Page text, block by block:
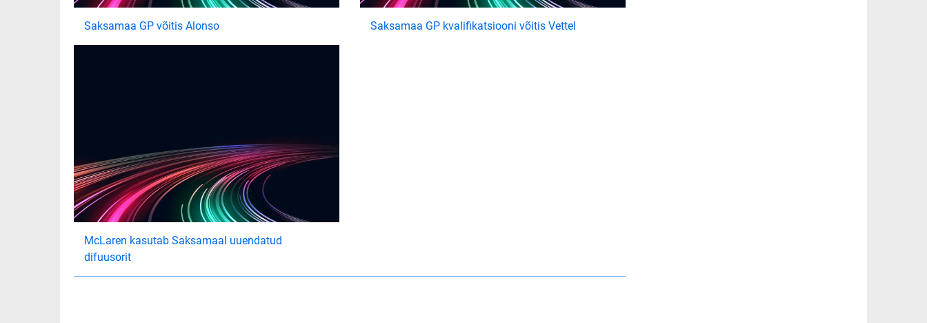
Saksamaa GP võitis Alonso Saksamaa GP kvalifikatsiooni võitis Vettel
McLaren kasutab Saksamaal uuendatud
difuusorit